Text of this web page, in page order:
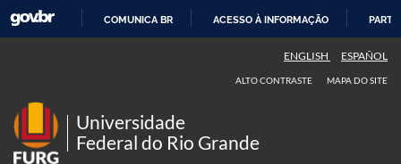
COMUNICA BR ACESSO À INFORMAÇÃO
ENGLISH ESPAÑOL
ALTO CONTRASTE MAPA DO SITE
Universidade
Federal do Rio Grande